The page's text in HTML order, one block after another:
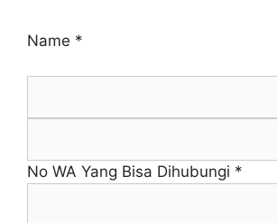
Name *
No WA Yang Bisa Dihubungi *